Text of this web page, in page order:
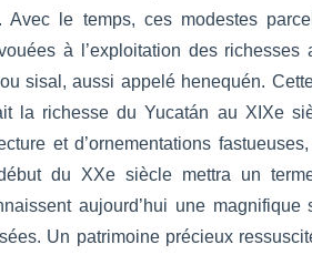
Avec le temps, ces modestes
à l’exploitation des richesses
sisal, aussi appelé henequén.
la richesse du Yucatán au XIXe
et d’ornementations
du XXe siècle mettra un
aujourd’hui une
Un patrimoine précieux